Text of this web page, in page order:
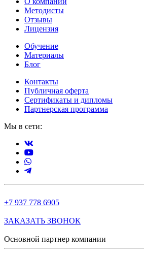
Методисты
Отзывы
Лицензия
Обучение
Материалы
Блог
Контакты
Публичная оферта
Сертификаты и дипломы
Партнерская программа
Мы в сети:
+7 937 778 6905
ЗАКАЗАТЬ ЗВОНОК
Основной партнер компании